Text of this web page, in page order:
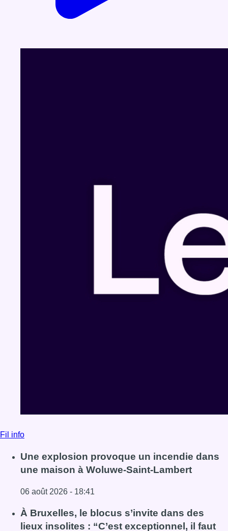
Fil info
Une explosion provoque un incendie dans
une maison à Woluwe-Saint-Lambert
06 août 2026 - 18:41
Lire l'article Une explosion provoque un incendie dans
À Bruxelles, le blocus s’invite dans des
lieux insolites : “C’est exceptionnel, il faut